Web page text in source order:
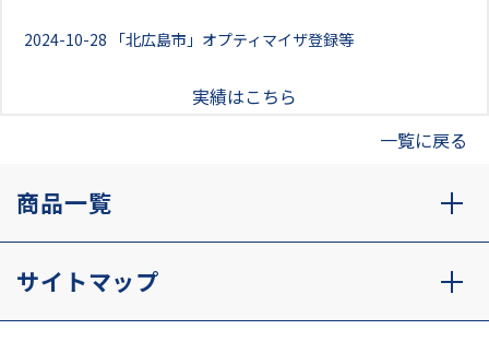
2024-10-28 「北広島市」オプティマイザ登録等
実績はこちら
一覧に戻る
商品一覧
サイトマップ